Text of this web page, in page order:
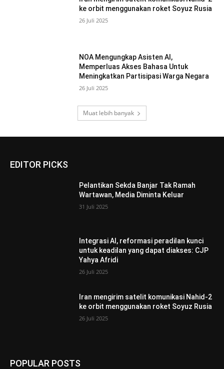
ke orbit menggunakan roket Soyuz Rusia
26 Juli 2025
NOA Mengungkap Asisten AI,
Memperluas Akses Bahasa Untuk
Meningkatkan Partisipasi Warga Negara
26 Juli 2025
Muat lebih banyak
EDITOR PICKS
Pelantikan Sekda Banjar Tak Ramah
Wartawan, Media Diminta Keluar
31 Juli 2025
Integrasi AI, reformasi peradilan kunci
untuk keadilan yang dapat diakses: CJP
Yahya Afridi
26 Juli 2025
Iran mengirim satelit komunikasi Nahid-2
ke orbit menggunakan roket Soyuz Rusia
26 Juli 2025
POPULAR POSTS